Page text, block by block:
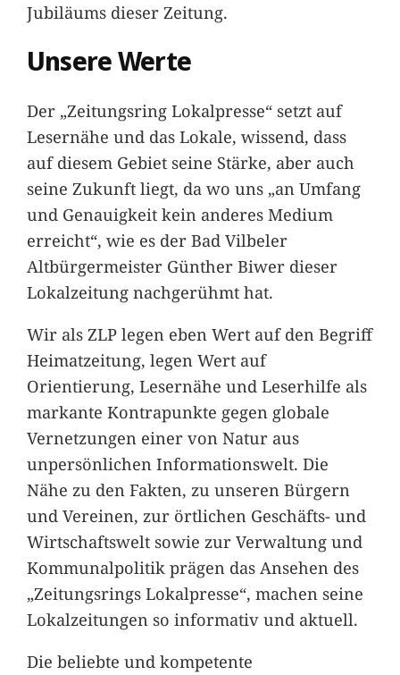
Jubiläums dieser Zeitung.
Unsere Werte
Der „Zeitungsring Lokalpresse“ setzt auf
Lesernähe und das Lokale, wissend, dass
auf diesem Gebiet seine Stärke, aber auch
seine Zukunft liegt, da wo uns „an Umfang
und Genauigkeit kein anderes Medium
erreicht“, wie es der Bad Vilbeler
Altbürgermeister Günther Biwer dieser
Lokalzeitung nachgerühmt hat.
Wir als ZLP legen eben Wert auf den Begriff
Heimatzeitung, legen Wert auf
Orientierung, Lesernähe und Leserhilfe als
markante Kontrapunkte gegen globale
Vernetzungen einer von Natur aus
unpersönlichen Informationswelt. Die
Nähe zu den Fakten, zu unseren Bürgern
und Vereinen, zur örtlichen Geschäfts- und
Wirtschaftswelt sowie zur Verwaltung und
Kommunalpolitik prägen das Ansehen des
„Zeitungsrings Lokalpresse“, machen seine
Lokalzeitungen so informativ und aktuell.
Die beliebte und kompetente